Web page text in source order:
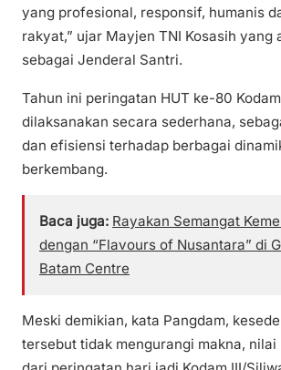
yang profesional, responsif, humanis
rakyat,” ujar Mayjen TNI Kosasih yang
sebagai Jenderal Santri.
Tahun ini peringatan HUT ke-80
dilaksanakan secara sederhana,
dan efisiensi terhadap berbagai
berkembang.
Baca juga: Rayakan Semangat
dengan “Flavours of Nusantara” di
Batam Centre
Meski demikian, kata Pangdam,
tersebut tidak mengurangi makna, nilai